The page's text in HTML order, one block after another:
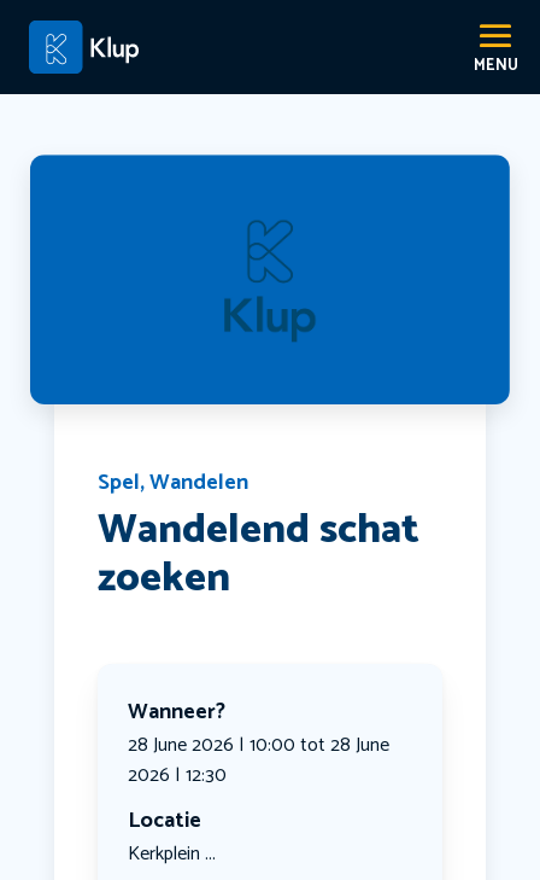
Spel,Wandelen
Wandelend schat
zoeken
Wanneer?
28 June 2026 | 10:00 tot 28 June
2026 | 12:30
Locatie
Kerkplein ...